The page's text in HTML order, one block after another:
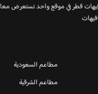
قطر في موقع واحد نستعرض
مطاعم السعودية
مطاعم الشرقية